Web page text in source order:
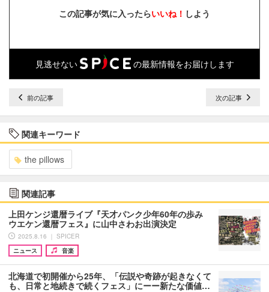
この記事が気に入ったらいいね！ しよう
見逃せない の最新情報をお届けします
前の記事 次の記事
関連キーワード
the pillows
関連記事
上田ケンジ還暦ライブ『天才パンク少年60年の歩み
ウエケン還暦フェス』に山中さわお出演決定
2025.8.16 ｜ SPICER
ニュース
音楽
北海道で初開催から25年、「伝説や奇跡が起きなくて
も、日常と地続きで続くフェス」にーー新たな価値…